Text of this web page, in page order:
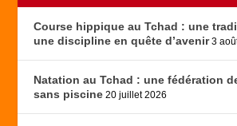
Course hippique au Tchad : une
une discipline en quête d’avenir 3
Natation au Tchad : une fédération
sans piscine 20 juillet 2026